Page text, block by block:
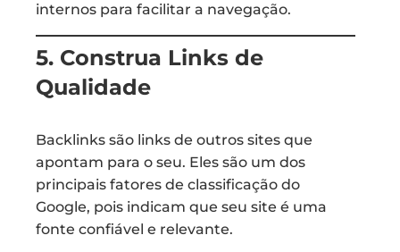
internos para facilitar a navegação.
5. Construa Links de
Qualidade
Backlinks são links de outros sites que
apontam para o seu. Eles são um dos
principais fatores de classificação do
Google, pois indicam que seu site é uma
fonte confiável e relevante.